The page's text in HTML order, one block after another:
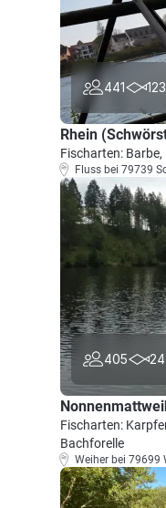
441 123
Rhein
Fischarten: Barbe,
Fluss bei 79739
405 24
Fischarten:
Bachforelle
Weiher bei 79699